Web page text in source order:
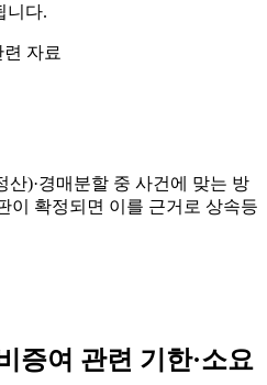
니다.
련 자료
산)·경매분할 중 사건에 맞는 방
이 확정되면 이를 근거로 상속등
증여 관련 기한·소요